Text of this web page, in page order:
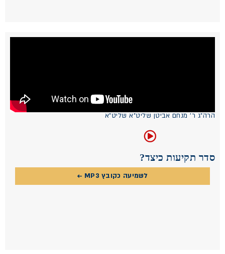
הרה"ג ר' מנחם אביטן שליט"א שליט"א
סדר תקיעות כיצד?
לשמיעה כקובץ MP3 ←